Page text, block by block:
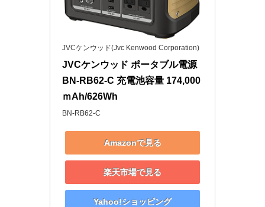
JVCケンウッド(Jvc Kenwood Corporation)
JVCケンウッド ポータブル電源
BN-RB62-C 充電池容量 174,000
ｍAh/626Wh
BN-RB62-C
Amazonで見る
楽天市場で見る
Yahoo!ショッピング